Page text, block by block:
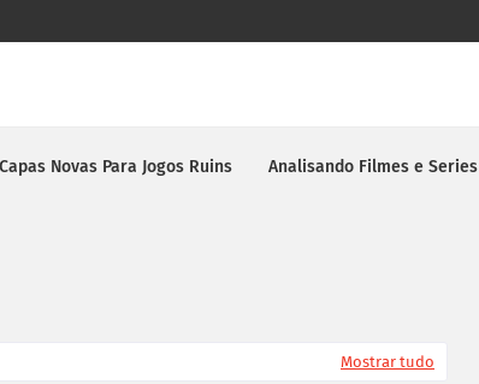
Capas Novas Para Jogos Ruins Analisando Filmes e Series
Mostrar tudo